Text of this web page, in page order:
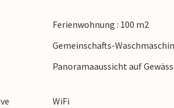
Ferienwohnung : 100 m2
Gemeinschafts-
Panoramaaussicht auf
WiFi